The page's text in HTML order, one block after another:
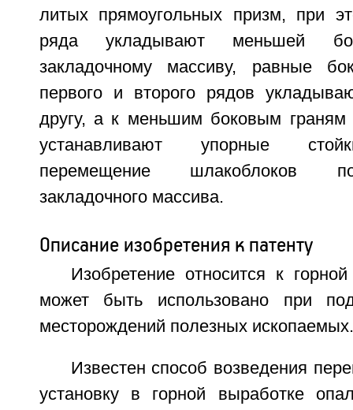
литых прямоугольных призм, при
ряда укладывают меньшей
закладочному массиву, равные
первого и второго рядов
другу, а к меньшим боковым граням
устанавливают упорные
перемещение шлакоблоков
закладочного массива.
Описание изобретения к патенту
Изобретение относится к
может быть использовано при
месторождений полезных ископаемых.
Известен способ возведения
установку в горной выработке